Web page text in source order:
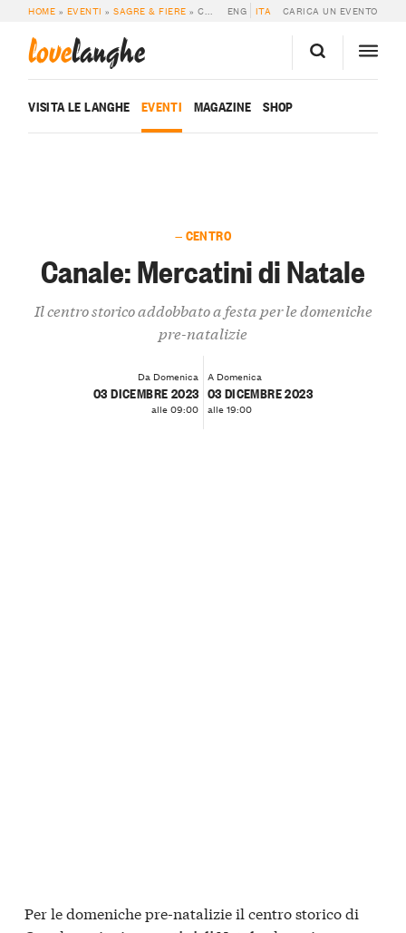
HOME » EVENTI »SAGRE & FIERE »CANALE: MERCATINI DI NATALE ENG ITA CARICA UN EVENTO
lovelanghe
VISITA LE LANGHE EVENTI MAGAZINE SHOP
— CENTRO
Canale: Mercatini di Natale
Il centro storico addobbato a festa per le domeniche
pre-natalizie
Da Domenica
03 DICEMBRE 2023
alle 09:00
A Domenica
03 DICEMBRE 2023
alle 19:00
Per le domeniche pre-natalizie il centro storico di